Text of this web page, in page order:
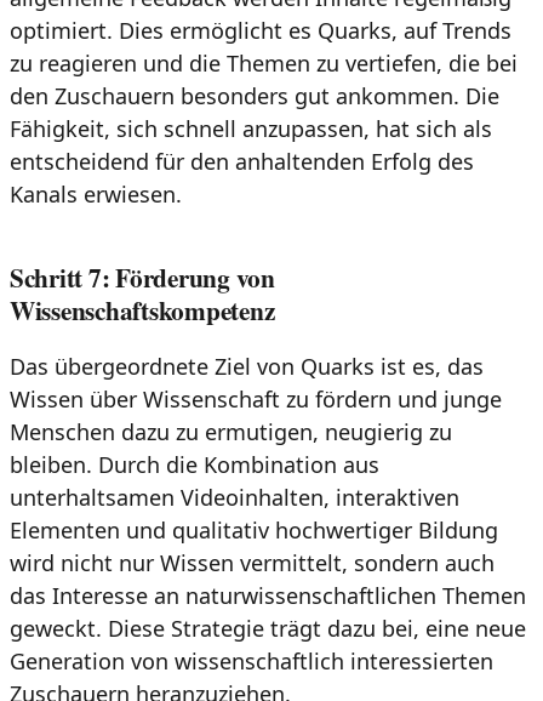
optimiert. Dies ermöglicht es Quarks, auf Trends
zu reagieren und die Themen zu vertiefen, die bei
den Zuschauern besonders gut ankommen. Die
Fähigkeit, sich schnell anzupassen, hat sich als
entscheidend für den anhaltenden Erfolg des
Kanals erwiesen.
Schritt 7: Förderung von
Wissenschaftskompetenz
Das übergeordnete Ziel von Quarks ist es, das
Wissen über Wissenschaft zu fördern und junge
Menschen dazu zu ermutigen, neugierig zu
bleiben. Durch die Kombination aus
unterhaltsamen Videoinhalten, interaktiven
Elementen und qualitativ hochwertiger Bildung
wird nicht nur Wissen vermittelt, sondern auch
das Interesse an naturwissenschaftlichen Themen
geweckt. Diese Strategie trägt dazu bei, eine neue
Generation von wissenschaftlich interessierten
Zuschauern heranzuziehen.